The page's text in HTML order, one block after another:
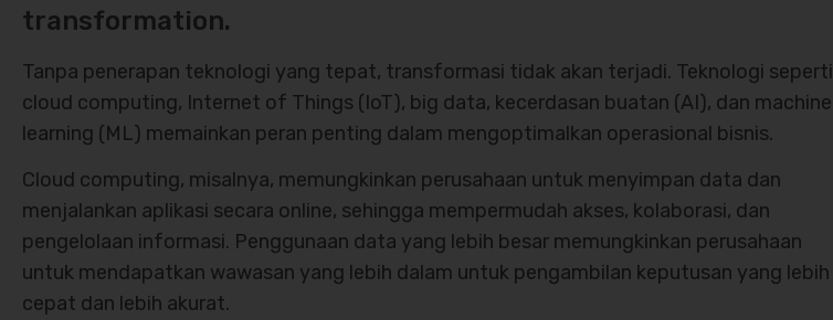
transformation.
Tanpa penerapan teknologi yang tepat, transformasi tidak akan terjadi. Teknologi seperti
cloud computing, Internet of Things (IoT), big data, kecerdasan buatan (AI), dan machine
learning (ML) memainkan peran penting dalam mengoptimalkan operasional bisnis.
Cloud computing, misalnya, memungkinkan perusahaan untuk menyimpan data dan
menjalankan aplikasi secara online, sehingga mempermudah akses, kolaborasi, dan
pengelolaan informasi. Penggunaan data yang lebih besar memungkinkan perusahaan
untuk mendapatkan wawasan yang lebih dalam untuk pengambilan keputusan yang lebih
cepat dan lebih akurat.